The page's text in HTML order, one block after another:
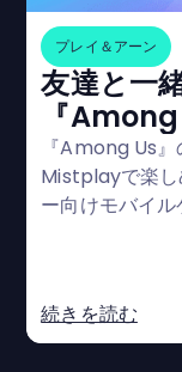
プレイ＆アーン
友達と一
『
『Among Us
Mistplayで楽し
ー向けモバイル
続きを読む